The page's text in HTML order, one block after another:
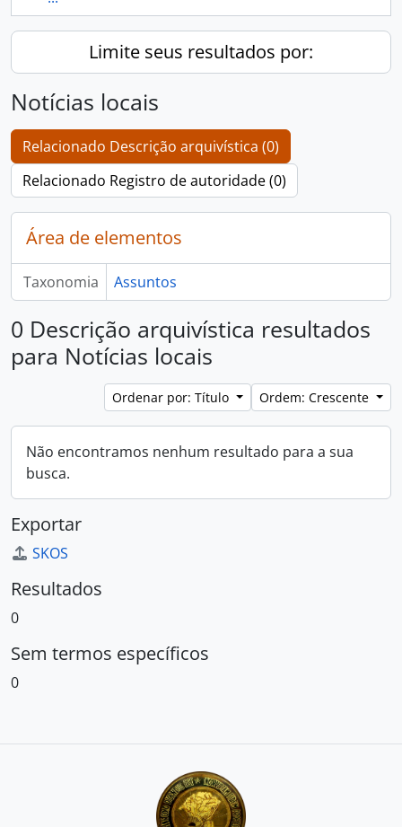
Limite seus resultados por:
Notícias locais
Relacionado Descrição arquivística (0)
Relacionado Registro de autoridade (0)
Área de elementos
Taxonomia Assuntos
0 Descrição arquivística resultados
para Notícias locais
Ordenar por: Título Ordem: Crescente
Não encontramos nenhum resultado para a sua
busca.
Exportar
SKOS
Resultados
0
Sem termos específicos
0